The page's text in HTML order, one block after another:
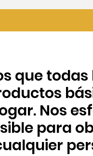
que
Nos
para